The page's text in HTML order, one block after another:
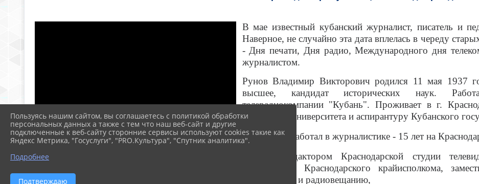
В мае известный кубанский журналист, писатель и
Наверное, не случайно эта дата вплелась в череду
- Дня печати, Дня радио, Международного дня
журналистом.
Рунов Владимир Викторович родился 11 мая 1937
высшее, кандидат исторических наук.
телерадиокомпании "Кубань". Проживает в г.
Уральского университета и аспирантуру Кубанского
С этих пор работал в журналистике - 15 лет на
Работал редактором Краснодарской студии
председателя Краснодарского крайисполкома,
телевидению и радиовещанию,
Пользуясь нашим сайтом, вы соглашаетесь с политикой обработки
персональных данных а также с тем что наш веб-сайт и другие
подключенные к веб-сайту сторонние сервисы используют cookies такие как
Яндекс Метрика, "Госуслуги", "PRO.Культура", "Спутник аналитика".
Подробнее
Подтверждаю